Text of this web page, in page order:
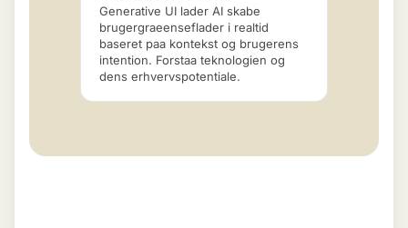
Generative UI lader AI skabe
brugergraeenseflader i realtid
baseret paa kontekst og brugerens
intention. Forstaa teknologien og
dens erhvervspotentiale.